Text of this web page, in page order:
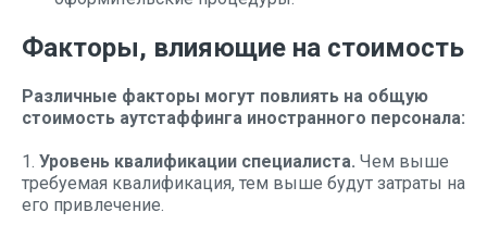
Факторы, влияющие на стоимость
Различные факторы могут повлиять на общую
стоимость аутстаффинга иностранного персонала:
1. Уровень квалификации специалиста. Чем выше
требуемая квалификация, тем выше будут затраты на
его привлечение.